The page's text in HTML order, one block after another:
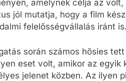
amelynek célja az
jól mutatja, hogy a film
felelősségvállalás iránt is.
során számos hősies
eset volt, amikor az
jelenet közben. Az ilyen